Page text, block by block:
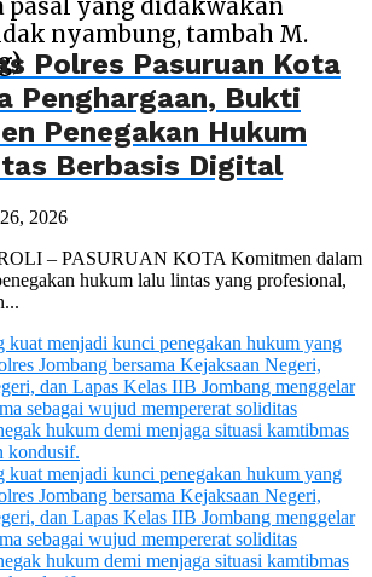
pasal yang didakwakan
nyambung, tambah M.
Polres Pasuruan Kota
Penghargaan, Bukti
Penegakan Hukum
Berbasis Digital
2026
– PASURUAN KOTA Komitmen dalam
hukum lalu lintas yang profesional,